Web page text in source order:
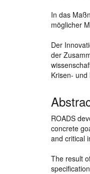
In das
möglicher
Der
der
Krisen-
ROADS
concrete
and critical
The result